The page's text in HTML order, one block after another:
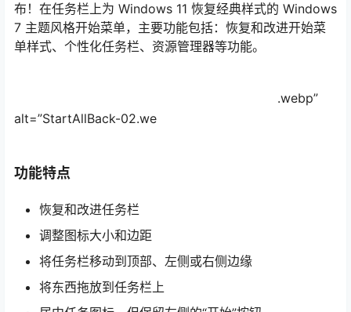
布！在任务栏上为 Windows 11 恢复经典样式的 Windows
7 主题风格开始菜单，主要功能包括：恢复和改进开始菜
单样式、个性化任务栏、资源管理器等功能。
.webp”
alt=”StartAllBack-02.we
功能特点
恢复和改进任务栏
调整图标大小和边距
将任务栏移动到顶部、左侧或右侧边缘
将东西拖放到任务栏上